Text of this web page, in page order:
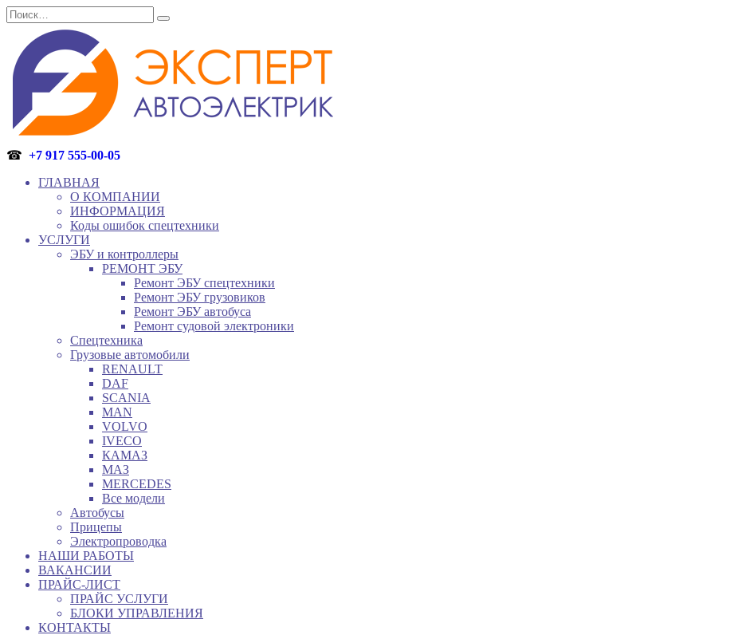
Перейти
к
содержанию
Search
for:
☎ +7 917 555-00-05
ГЛАВНАЯ
О КОМПАНИИ
ИНФОРМАЦИЯ
Коды ошибок спецтехники
УСЛУГИ
ЭБУ и контроллеры
РЕМОНТ ЭБУ
Ремонт ЭБУ спецтехники
Ремонт ЭБУ грузовиков
Ремонт ЭБУ автобуса
Ремонт судовой электроники
Спецтехника
Грузовые автомобили
RENAULT
DAF
SCANIA
MAN
VOLVO
IVECO
КАМАЗ
МАЗ
MERCEDES
Все модели
Автобусы
Прицепы
Электропроводка
НАШИ РАБОТЫ
ВАКАНСИИ
ПРАЙС-ЛИСТ
ПРАЙС УСЛУГИ
БЛОКИ УПРАВЛЕНИЯ
КОНТАКТЫ